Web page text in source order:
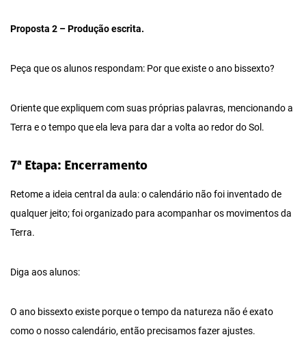
Proposta 2 – Produção escrita.
Peça que os alunos respondam: Por que existe o ano bissexto?
Oriente que expliquem com suas próprias palavras, mencionando a
Terra e o tempo que ela leva para dar a volta ao redor do Sol.
7ª Etapa: Encerramento
Retome a ideia central da aula: o calendário não foi inventado de
qualquer jeito; foi organizado para acompanhar os movimentos da
Terra.
Diga aos alunos:
O ano bissexto existe porque o tempo da natureza não é exato
como o nosso calendário, então precisamos fazer ajustes.